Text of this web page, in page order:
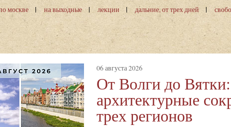
москве на выходные лекции дальние, от трех дней
06 августа 2026
От Волги до Вятки:
архитектурные
трех регионов